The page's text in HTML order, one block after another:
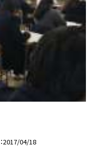
2017/04/18